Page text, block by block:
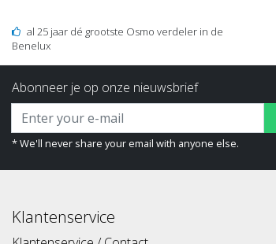
al 25 jaar dé grootste Osmo verdeler in de
Benelux
Abonneer je op onze nieuwsbrief
* We'll never share your email with anyone else.
Klantenservice